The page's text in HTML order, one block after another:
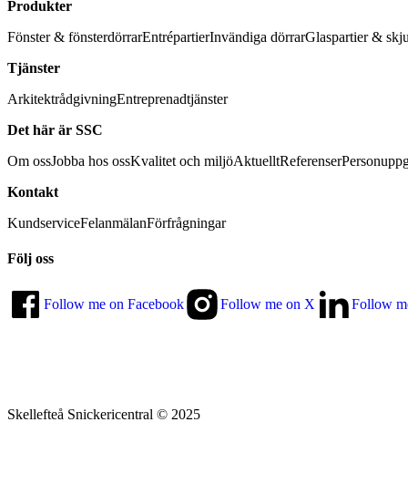
Produkter
Fönster & fönsterdörrarEntrépartierInvändiga dörrarGlaspartier &
Tjänster
ArkitektrådgivningEntreprenadtjänster
Det här är SSC
Om ossJobba hos ossKvalitet och miljöAktuelltReferenser
Kontakt
KundserviceFelanmälanFörfrågningar
Följ oss
Follow me on Facebook Follow me on X Follow
Skellefteå Snickericentral © 2025